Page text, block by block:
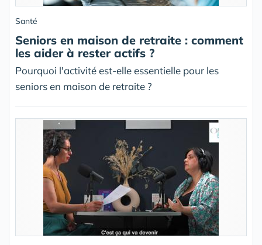
Santé
Seniors en maison de retraite : comment
les aider à rester actifs ?
Pourquoi l'activité est-elle essentielle pour les
seniors en maison de retraite ?